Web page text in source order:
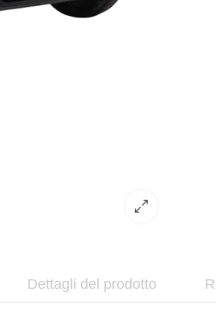
Dettagli del prodotto